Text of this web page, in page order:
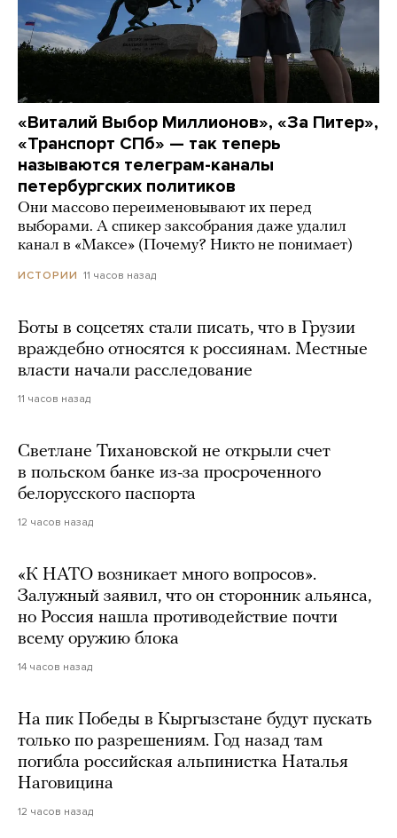
«Виталий Выбор Миллионов», «За Питер»,
«Транспорт СПб» — так теперь
называются телеграм-каналы
петербургских политиков
Они массово переименовывают их перед
выборами. А спикер заксобрания даже удалил
канал в «Максе» (Почему? Никто не понимает)
ИСТОРИИ 11 часов назад
Боты в соцсетях стали писать, что в Грузии
враждебно относятся к россиянам. Местные
власти начали расследование
11 часов назад
Светлане Тихановской не открыли счет
в польском банке из-за просроченного
белорусского паспорта
12 часов назад
«К НАТО возникает много вопросов».
Залужный заявил, что он сторонник альянса,
но Россия нашла противодействие почти
всему оружию блока
14 часов назад
На пик Победы в Кыргызстане будут пускать
только по разрешениям. Год назад там
погибла российская альпинистка Наталья
Наговицина
12 часов назад